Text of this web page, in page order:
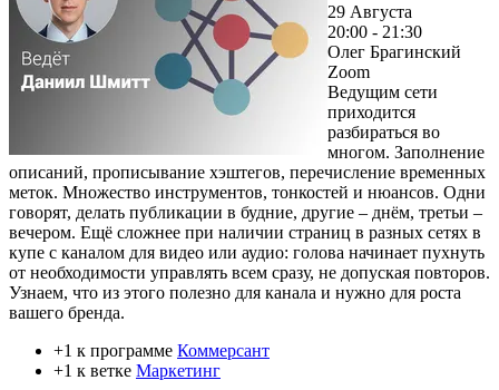
29 Августа
20:00 - 21:30
Олег Брагинский
Zoom
Ведущим сети
приходится
разбираться во
многом. Заполнение
описаний, прописывание хэштегов, перечисление временных
меток. Множество инструментов, тонкостей и нюансов. Одни
говорят, делать публикации в будние, другие – днём, третьи –
вечером. Ещё сложнее при наличии страниц в разных сетях в
купе с каналом для видео или аудио: голова начинает пухнуть
от необходимости управлять всем сразу, не допуская повторов.
Узнаем, что из этого полезно для канала и нужно для роста
вашего бренда.
+1 к программе Коммерсант
+1 к ветке Маркетинг